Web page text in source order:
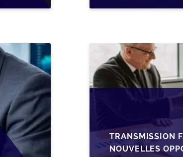
TRANSMISSION
NOUVELLES